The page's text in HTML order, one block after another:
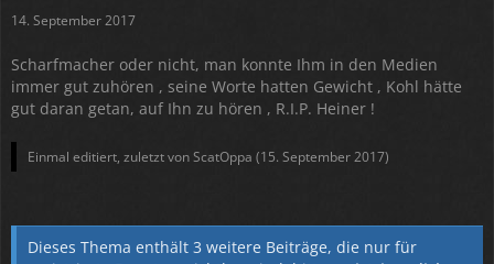
14. September 2017
Scharfmacher oder nicht, man konnte Ihm in den Medien
immer gut zuhören , seine Worte hatten Gewicht , Kohl hätte
gut daran getan, auf Ihn zu hören , R.I.P. Heiner !
Einmal editiert, zuletzt von ScatOppa (15. September 2017)
Dieses Thema enthält 3 weitere Beiträge, die nur für